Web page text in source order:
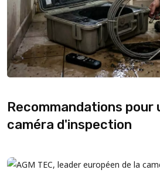
Recommandations pour
caméra d'inspection